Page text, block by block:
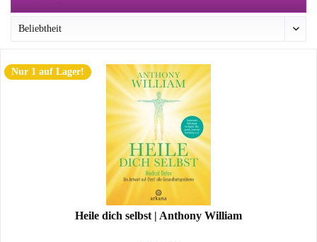
Nur 1 auf Lager!
Heile dich selbst | Anthony William